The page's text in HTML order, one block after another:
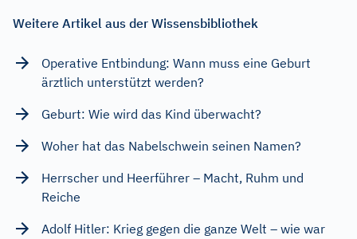
Weitere Artikel aus der Wissensbibliothek
Operative Entbindung: Wann muss eine Geburt
ärztlich unterstützt werden?
Geburt: Wie wird das Kind überwacht?
Woher hat das Nabelschwein seinen Namen?
Herrscher und Heerführer – Macht, Ruhm und
Reiche
Adolf Hitler: Krieg gegen die ganze Welt – wie war